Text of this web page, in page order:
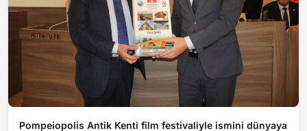
Pompeiopolis Antik Kenti film festivaliyle ismini dünyaya